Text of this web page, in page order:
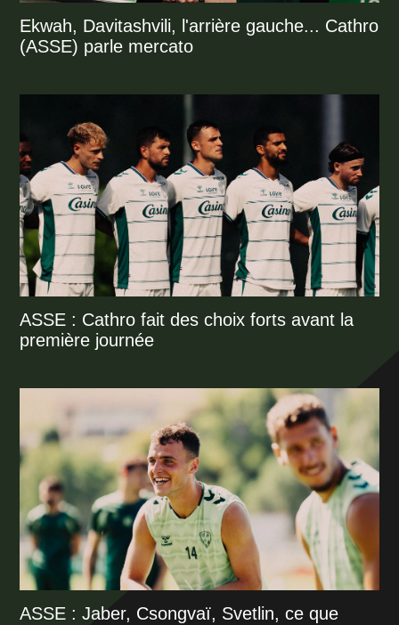
Ekwah, Davitashvili, l'arrière gauche... Cathro
(ASSE) parle mercato
ASSE : Cathro fait des choix forts avant la
première journée
ASSE : Jaber, Csongvaï, Svetlin, ce que